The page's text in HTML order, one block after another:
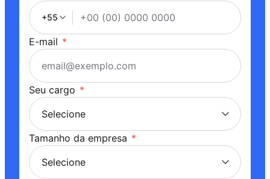
+55
E-mail *
Seu cargo *
Tamanho da empresa *